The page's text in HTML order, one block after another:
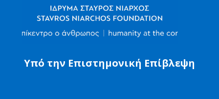
Υπό την Επιστημονική Επίβλεψη